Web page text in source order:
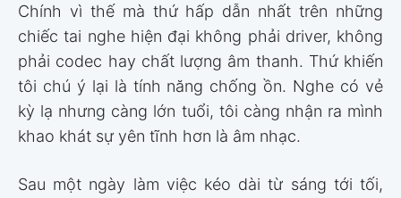
Chính vì thế mà thứ hấp dẫn nhất trên những
chiếc tai nghe hiện đại không phải driver, không
phải codec hay chất lượng âm thanh. Thứ khiến
tôi chú ý lại là tính năng chống ồn. Nghe có vẻ
kỳ lạ nhưng càng lớn tuổi, tôi càng nhận ra mình
khao khát sự yên tĩnh hơn là âm nhạc.
Sau một ngày làm việc kéo dài từ sáng tới tối,